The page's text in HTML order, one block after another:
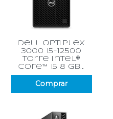
dell optiplex
3000 i5-12500
torre intel®
core™ i5 8 gb...
Comprar